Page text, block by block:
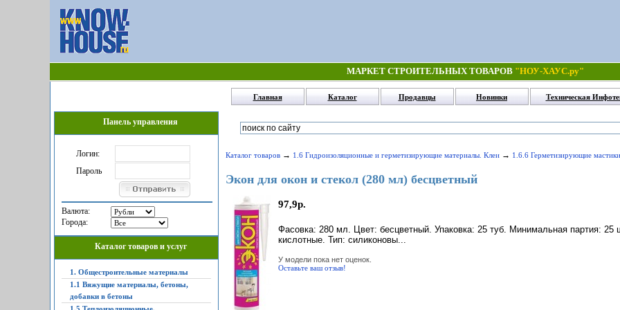
МАРКЕТ СТРОИТЕЛЬНЫХ ТОВАРОВ "НОУ-ХАУС.ру"
Главная Каталог Продавцы Новинки Техническая
Панель управления
Логин:
Пароль
Валюта:
Города:
Каталог товаров и услуг
1. Общестроительные материалы
1.1 Вяжущие материалы, бетоны,
добавки в бетоны
Каталог товаров → 1.6 Гидроизоляционные и герметизирующие материалы. Клеи → 1.6.6 Герметизирующие мастики
Экон для окон и стекол (280 мл) бесцветный
97,9р.
Фасовка: 280 мл. Цвет: бесцветный. Упаковка: 25 туб. Минимальная партия: 25
кислотные. Тип: силиконовы...
У модели пока нет оценок.
Оставьте ваш отзыв!